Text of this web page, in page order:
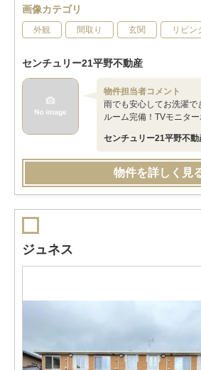
画像カテゴリ
外観 間取り 玄関 リビン
センチュリー21平野不動産
物件担当者コメント
雨でも安心してお洗濯で
ルーム完備！TVモニタ
センチュリー21平野不動
物件を詳しく見
ジュネス